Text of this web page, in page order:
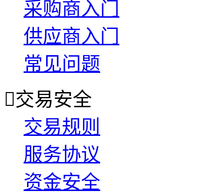
采购商入门
供应商入门
常见问题
交易安全
交易规则
服务协议
资金安全